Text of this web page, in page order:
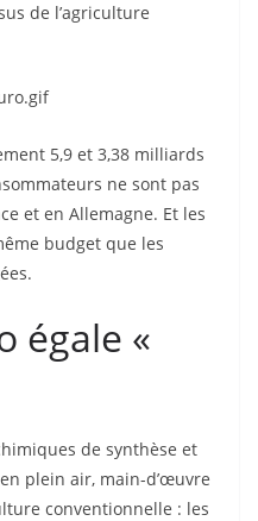
de l’agriculture
5,9 et 3,38 milliards
ne sont pas
et en Allemagne. Et les
budget que les
égale «
de synthèse et
plein air, main-d’œuvre
conventionnelle : les